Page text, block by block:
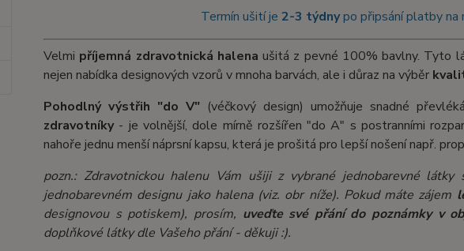
Termín ušití je2-3 týdnypo připsání platby na
Velmi příjemná zdravotnická halena ušitá z pevné 100% bavlny. Tyto
nejen nabídka designových vzorů v mnoha barvách, ale i důraz na výběr
Pohodlný výstřih "do V"(véčkový design) umožňuje snadné
zdravotníky- je volnější, dole mírně rozšířen "do A" s postranními
nahoře jednu menší náprsní kapsu, která je prošitá pro lepší nošení např.
pozn.: Zdravotnickou halenu Vám ušiji z vybrané jednobarevné
jednobarevném designu jako halena (viz. obr níže). Pokud máte zájem
designovou s potiskem), prosím, uveďte své přání do poznámky v
doplňkové látky dle Vašeho přání - děkuji :).